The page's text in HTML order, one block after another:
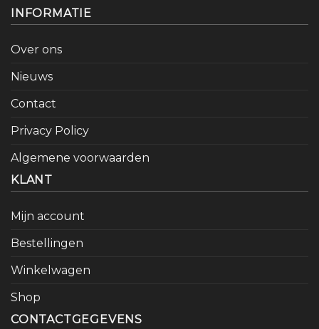
INFORMATIE
Over ons
Nieuws
Contact
Privacy Policy
Algemene voorwaarden
KLANT
Mijn account
Bestellingen
Winkelwagen
Shop
CONTACTGEGEVENS